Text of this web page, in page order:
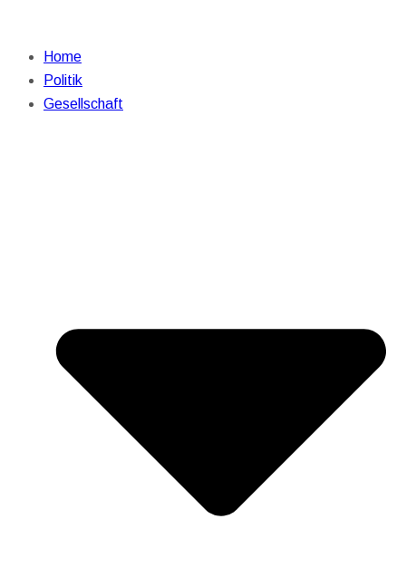
Home
Politik
Gesellschaft